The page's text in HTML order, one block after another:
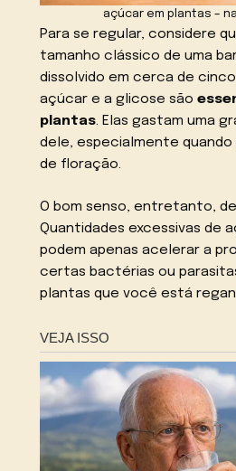
açúcar em plantas –
Para se regular, considere
tamanho clássico de uma
dissolvido em cerca de
açúcar e a glicose são
plantas. Elas gastam uma
dele, especialmente
de floração.
O bom senso, entretanto,
Quantidades excessivas de
podem apenas acelerar a
certas bactérias ou
plantas que você está